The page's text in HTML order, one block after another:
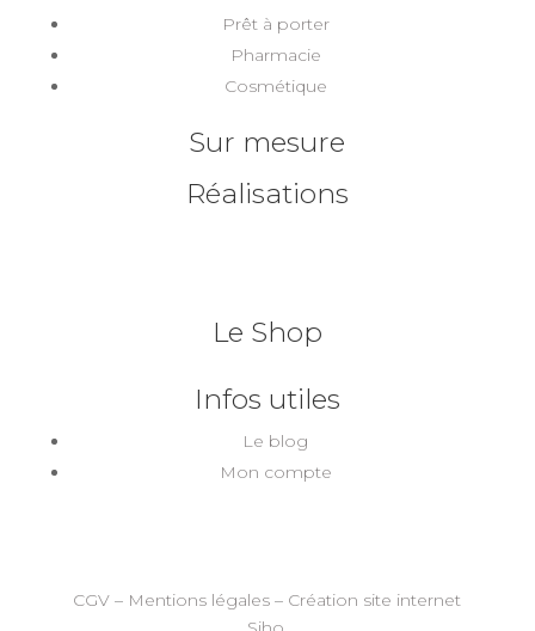
Prêt à porter
Pharmacie
Cosmétique
Sur mesure
Réalisations
Le Shop
Infos utiles
Le blog
Mon compte
CGV – Mentions légales – Création site internet